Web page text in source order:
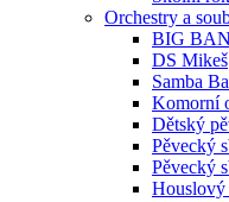
Orchestry a
BIG
DS Mikeš
Samba
Komorní
Dětský
Pěvecký
Pěvecký
Houslový